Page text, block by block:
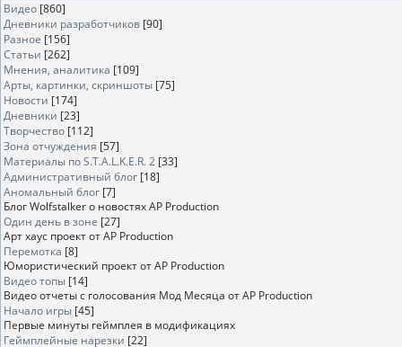
Видео [860]
Дневники разработчиков [90]
Разное [156]
Статьи [262]
Мнения, аналитика [109]
Арты, картинки, скриншоты [75]
Новости [174]
Дневники [23]
Творчество [112]
Зона отчуждения [57]
Материалы по S.T.A.L.K.E.R. 2 [33]
Административный блог [18]
Аномальный блог [7]
Блог Wolfstalker о новостях AP Production
Один день в зоне [27]
Арт хаус проект от AP Production
Перемотка [8]
Юмористический проект от AP Production
Видео топы [14]
Видео отчеты с голосования Мод Месяца от AP Production
Начало игры [45]
Первые минуты геймплея в модификациях
Геймплейные нарезки [22]